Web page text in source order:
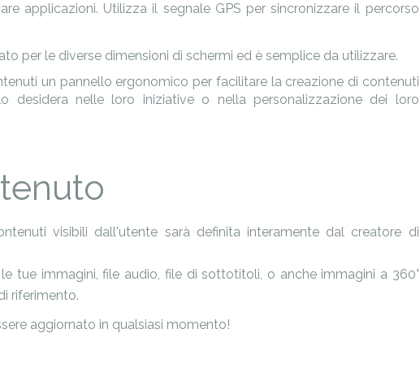
applicazioni. Utilizza il segnale GPS per sincronizzare il percorso
per le diverse dimensioni di schermi ed è semplice da utilizzare.
un pannello ergonomico per facilitare la creazione di contenuti
desidera nelle loro iniziative o nella personalizzazione dei loro
visibili dall'utente sarà definita interamente dal creatore di
tue immagini, file audio, file di sottotitoli, o anche immagini a 360°
riferimento.
aggiornato in qualsiasi momento!